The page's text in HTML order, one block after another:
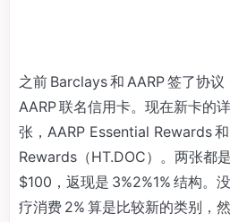
之前 Barclays 和 AARP 签了协
AARP 联名信用卡。现在新卡的
张，AARP Essential Rewards
Rewards（HT.DOC）。两张都
$100，返现是 3%2%1% 结构。
疗消费 2% 算是比较新的类别，